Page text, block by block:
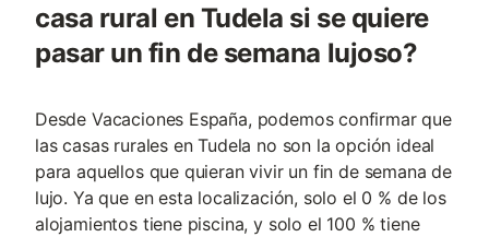
casa rural en Tudela si se quiere
pasar un fin de semana lujoso?
Desde Vacaciones España, podemos confirmar que
las casas rurales en Tudela no son la opción ideal
para aquellos que quieran vivir un fin de semana de
lujo. Ya que en esta localización, solo el 0 % de los
alojamientos tiene piscina, y solo el 100 % tiene